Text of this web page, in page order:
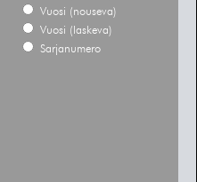
Vuosi (nouseva)
Vuosi (laskeva)
Sarjanumero